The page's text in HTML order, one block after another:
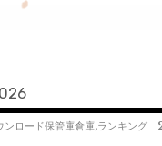
ンロード保管庫倉庫,ランキン